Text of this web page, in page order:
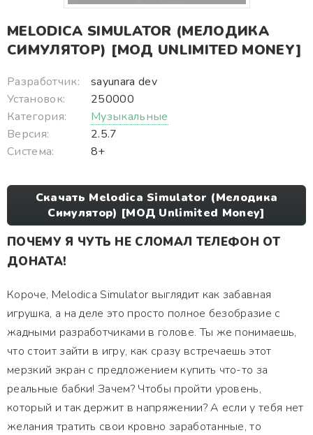
MELODICA SIMULATOR (МЕЛОДИКА
СИМУЛЯТОР) [МОД UNLIMITED MONEY]
Разработчик:
sayunara dev
Установок:
250000
Категория:
Музыкальные
Версия:
2.5.7
Система:
8+
Скачать Melodica Simulator (Мелодика
Симулятор) [МОД Unlimited Money]
ПОЧЕМУ Я ЧУТЬ НЕ СЛОМАЛ ТЕЛЕФОН ОТ
ДОНАТА!
Короче, Melodica Simulator выглядит как забавная
игрушка, а на деле это просто полное безобразие с
жадными разработчиками в голове. Ты же понимаешь,
что стоит зайти в игру, как сразу встречаешь этот
мерзкий экран с предложением купить что-то за
реальные бабки! Зачем? Чтобы пройти уровень,
который и так держит в напряжении? А если у тебя нет
желания тратить свои кровно заработанные, то